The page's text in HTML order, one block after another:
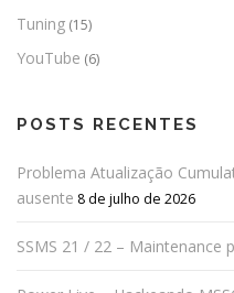
Tuning (15)
YouTube (6)
POSTS RECENTES
Problema Atualização
ausente 8 de julho de 2026
SSMS 21 / 22 – Maintenance